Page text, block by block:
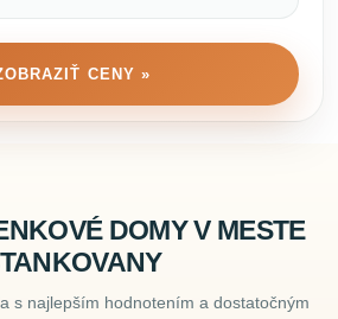
CENY »
DOMY V MESTE
s najlepším hodnotením a dostatočným